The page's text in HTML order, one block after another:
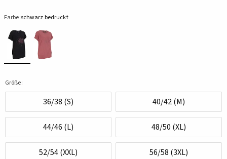
Farbe:schwarz bedruckt
Größe:
36/38 (S) 40/42 (M)
44/46 (L) 48/50 (XL)
52/54 (XXL) 56/58 (3XL)